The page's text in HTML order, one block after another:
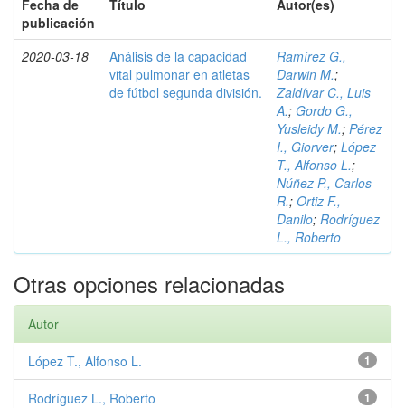
Fecha de
publicación
Título Autor(es)
2020-03-18
Análisis de la capacidad
vital pulmonar en atletas
de fútbol segunda división.
Ramírez G.,
Darwin M.;
Zaldívar C., Luis
A.; Gordo G.,
Yusleidy M.; Pérez
I., Giorver; López
T., Alfonso L.;
Núñez P., Carlos
R.; Ortiz F.,
Danilo; Rodríguez
L., Roberto
Otras opciones relacionadas
Autor
1
López T., Alfonso L.
1
Rodríguez L., Roberto